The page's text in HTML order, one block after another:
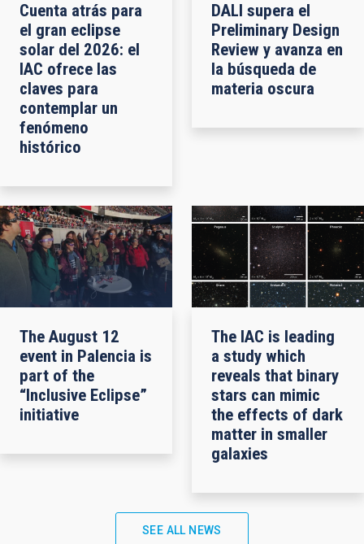
Cuenta atrás para
el gran eclipse
solar del 2026: el
IAC ofrece las
claves para
contemplar un
fenómeno
histórico
DALI supera el
Preliminary Design
Review y avanza en
la búsqueda de
materia oscura
The August 12
event in Palencia is
part of the
“Inclusive Eclipse”
initiative
The IAC is leading
a study which
reveals that binary
stars can mimic
the effects of dark
matter in smaller
galaxies
SEE ALL NEWS